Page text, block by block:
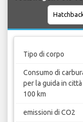
Tipo di corpo
Consumo di
per la guida in
100 km
emissioni di CO2